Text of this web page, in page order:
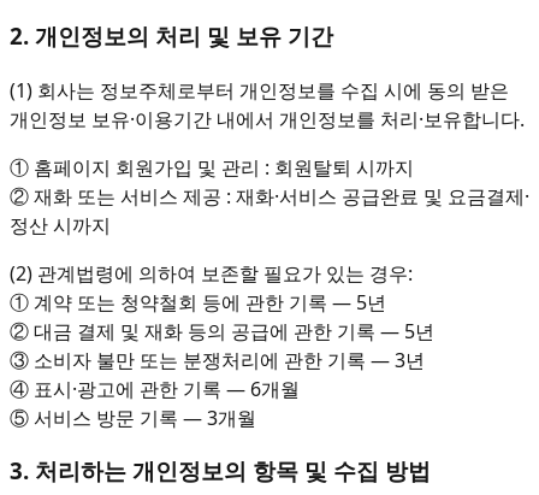
2. 개인정보의 처리 및 보유 기간
(1) 회사는 정보주체로부터 개인정보를 수집 시에 동의 받은
개인정보 보유·이용기간 내에서 개인정보를 처리·보유합니다.
① 홈페이지 회원가입 및 관리 : 회원탈퇴 시까지
② 재화 또는 서비스 제공 : 재화·서비스 공급완료 및 요금결제·
정산 시까지
(2) 관계법령에 의하여 보존할 필요가 있는 경우:
① 계약 또는 청약철회 등에 관한 기록 — 5년
② 대금 결제 및 재화 등의 공급에 관한 기록 — 5년
③ 소비자 불만 또는 분쟁처리에 관한 기록 — 3년
④ 표시·광고에 관한 기록 — 6개월
⑤ 서비스 방문 기록 — 3개월
3. 처리하는 개인정보의 항목 및 수집 방법